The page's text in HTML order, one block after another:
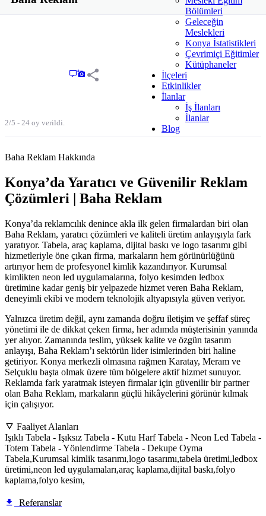
Bölümleri
Geleceğin
Meslekleri
Konya İstatistikleri
Çevrimiçi Eğitimler
Kütüphaneler
İlçeleri
Etkinlikler
İlanlar
İş İlanları
İlanlar
Blog
2/5 - 24 oy verildi.
Baha Reklam Hakkında
Konya’da Yaratıcı ve Güvenilir Reklam
Çözümleri | Baha Reklam
Konya’da reklamcılık denince akla ilk gelen firmalardan biri olan
Baha Reklam, yaratıcı çözümleri ve kaliteli üretim anlayışıyla fark
yaratıyor. Tabela, araç kaplama, dijital baskı ve logo tasarımı gibi
hizmetleriyle öne çıkan firma, markaların hem görünürlüğünü
artırıyor hem de profesyonel kimlik kazandırıyor. Kurumsal
kimlikten neon led uygulamalarına, folyo kesimden ledbox
üretimine kadar geniş bir yelpazede hizmet veren Baha Reklam,
deneyimli ekibi ve modern teknolojik altyapısıyla güven veriyor.
Yalnızca üretim değil, aynı zamanda doğru iletişim ve şeffaf süreç
yönetimi ile de dikkat çeken firma, her adımda müşterisinin yanında
yer alıyor. Zamanında teslim, yüksek kalite ve özgün tasarım
anlayışı, Baha Reklam’ı sektörün lider isimlerinden biri haline
getiriyor. Konya merkezli olmasına rağmen Karatay, Meram ve
Selçuklu başta olmak üzere tüm bölgelere aktif hizmet sunuyor.
Reklamda fark yaratmak isteyen firmalar için güvenilir bir partner
olan Baha Reklam, markaların güçlü hikâyelerini görünür kılmak
için çalışıyor.
Faaliyet Alanları
Işıklı Tabela - Işıksız Tabela - Kutu Harf Tabela - Neon Led Tabela -
Totem Tabela - Yönlendirme Tabela - Dekupe Oyma
Tabela,Kurumsal kimlik tasarımı,logo tasarımı,tabela üretimi,ledbox
üretimi,neon led uygulamaları,araç kaplama,dijital baskı,folyo
kaplama,folyo kesim,
Referanslar